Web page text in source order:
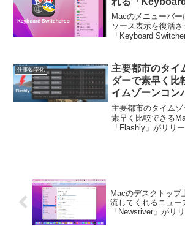
アプリがフロー
ウ表示に対応。
Macのメニューバ
ソース表示を復活
「Keyboard
仕事効率化
主要都市のタイ
ダーで素早く比
イムゾーンコン
「Flashly」がリ
主要都市のタイム
素早く比較できる
「Flashly」がリリ
Macのデスクトップ
流してくれるニュー
「Newsriver」がリリ